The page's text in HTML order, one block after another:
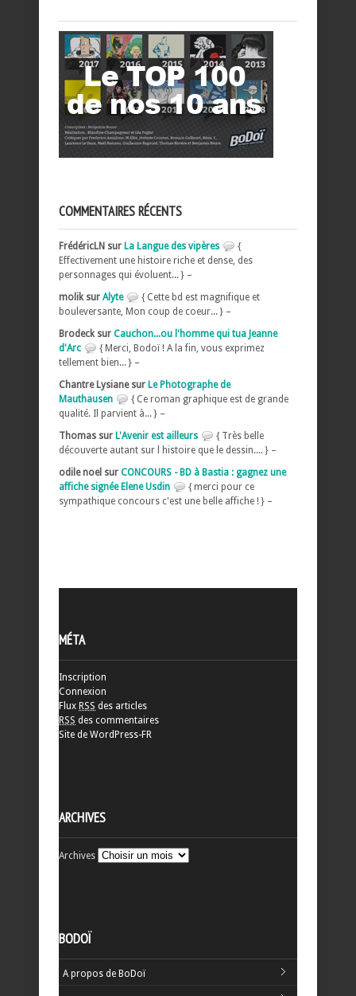
COMMENTAIRES RÉCENTS
FrédéricLN sur La Langue des vipères
{
Effectivement une histoire riche et dense, des
personnages qui évoluent... } –
molik sur Alyte
{ Cette bd est magnifique et
bouleversante, Mon coup de coeur... } –
Brodeck sur Cauchon...ou l'homme qui tua Jeanne
d'Arc
{ Merci, Bodoï ! A la fin, vous exprimez
tellement bien... } –
Chantre Lysiane sur Le Photographe de
Mauthausen
{ Ce roman graphique est de grande
qualité. Il parvient à... } –
Thomas sur L'Avenir est ailleurs
{ Très belle
découverte autant sur l histoire que le dessin.... } –
odile noel sur CONCOURS - BD à Bastia : gagnez une
affiche signée Elene Usdin
{ merci pour ce
sympathique concours c'est une belle affiche ! } –
MÉTA
Inscription
Connexion
Flux RSS des articles
RSS des commentaires
Site de WordPress-FR
ARCHIVES
Archives
BODOÏ
A propos de BoDoï